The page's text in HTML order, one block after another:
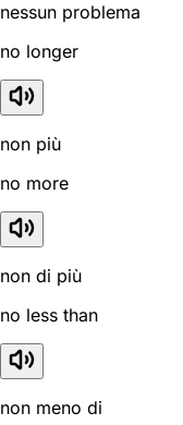
nessun problema
no longer
non più
no more
non di più
no less than
non meno di